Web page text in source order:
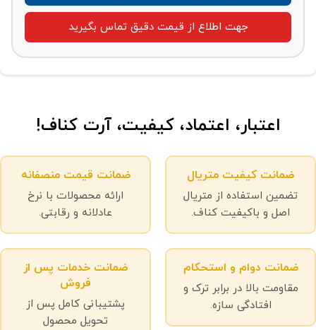
جهت اطلاع از قیمت دقیق تماس بگیرید
اعتبار، اعتماد، کیفیت، آرت کناف!
ضمانت کیفیت متریال
تضمین استفاده از متریال
اصل و باکیفیت کناف.
ضمانت قیمت منصفانه
ارائه محصولات با نرخ
عادلانه و رقابتی.
ضمانت دوام و استحکام
مقاومت بالا در برابر ترک و
افتادگی سازه.
ضمانت خدمات پس از
فروش
پشتیبانی کامل پس از
تحویل محصول